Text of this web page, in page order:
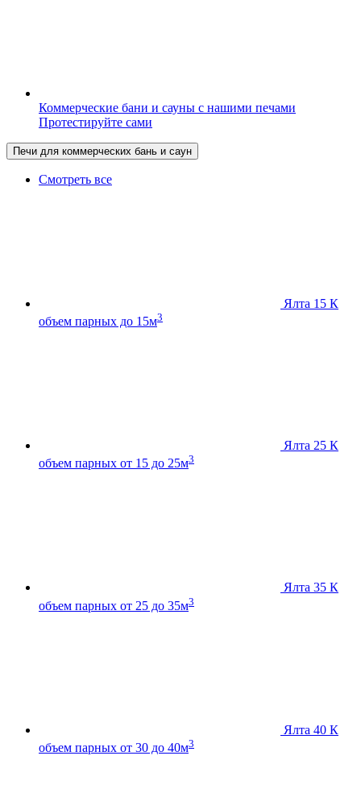
Коммерческие бани и сауны с нашими печами
Протестируйте сами
Печи для коммерческих бань и саун
Смотреть все
Ялта 15 К
объем парных до 15м3
Ялта 25 К
объем парных от 15 до 25м3
Ялта 35 К
объем парных от 25 до 35м3
Ялта 40 К
объем парных от 30 до 40м3